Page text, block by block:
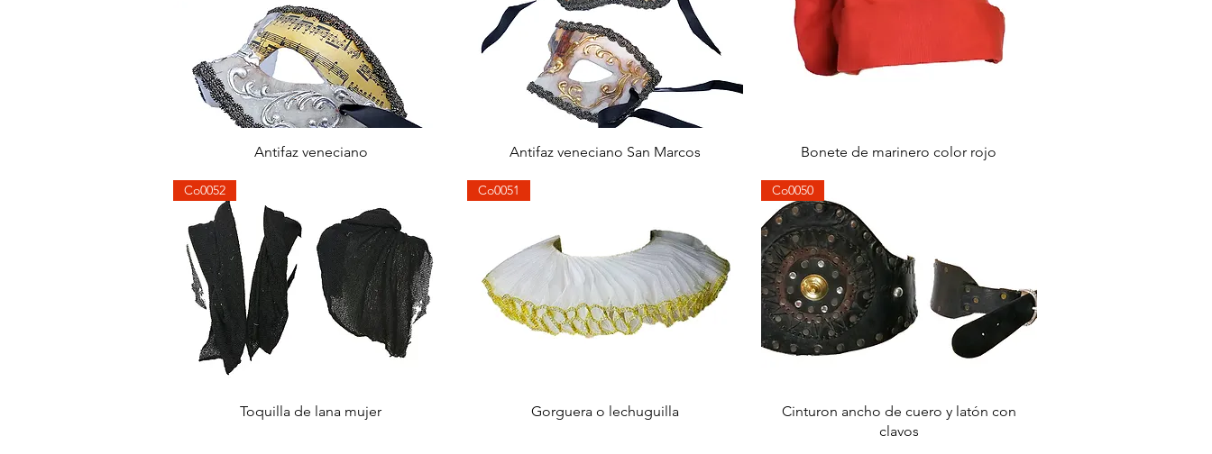
Aperçu rapide
Antifaz veneciano Aperçu rapide
Antifaz veneciano San Marcos Aperçu rapide
Bonete de marinero color rojo
Aperçu rapide
Co0052
Toquilla de lana mujer Aperçu rapide
Co0051
Gorguera o lechuguilla Aperçu rapide
Co0050
Cinturon ancho de cuero y latón con
clavos